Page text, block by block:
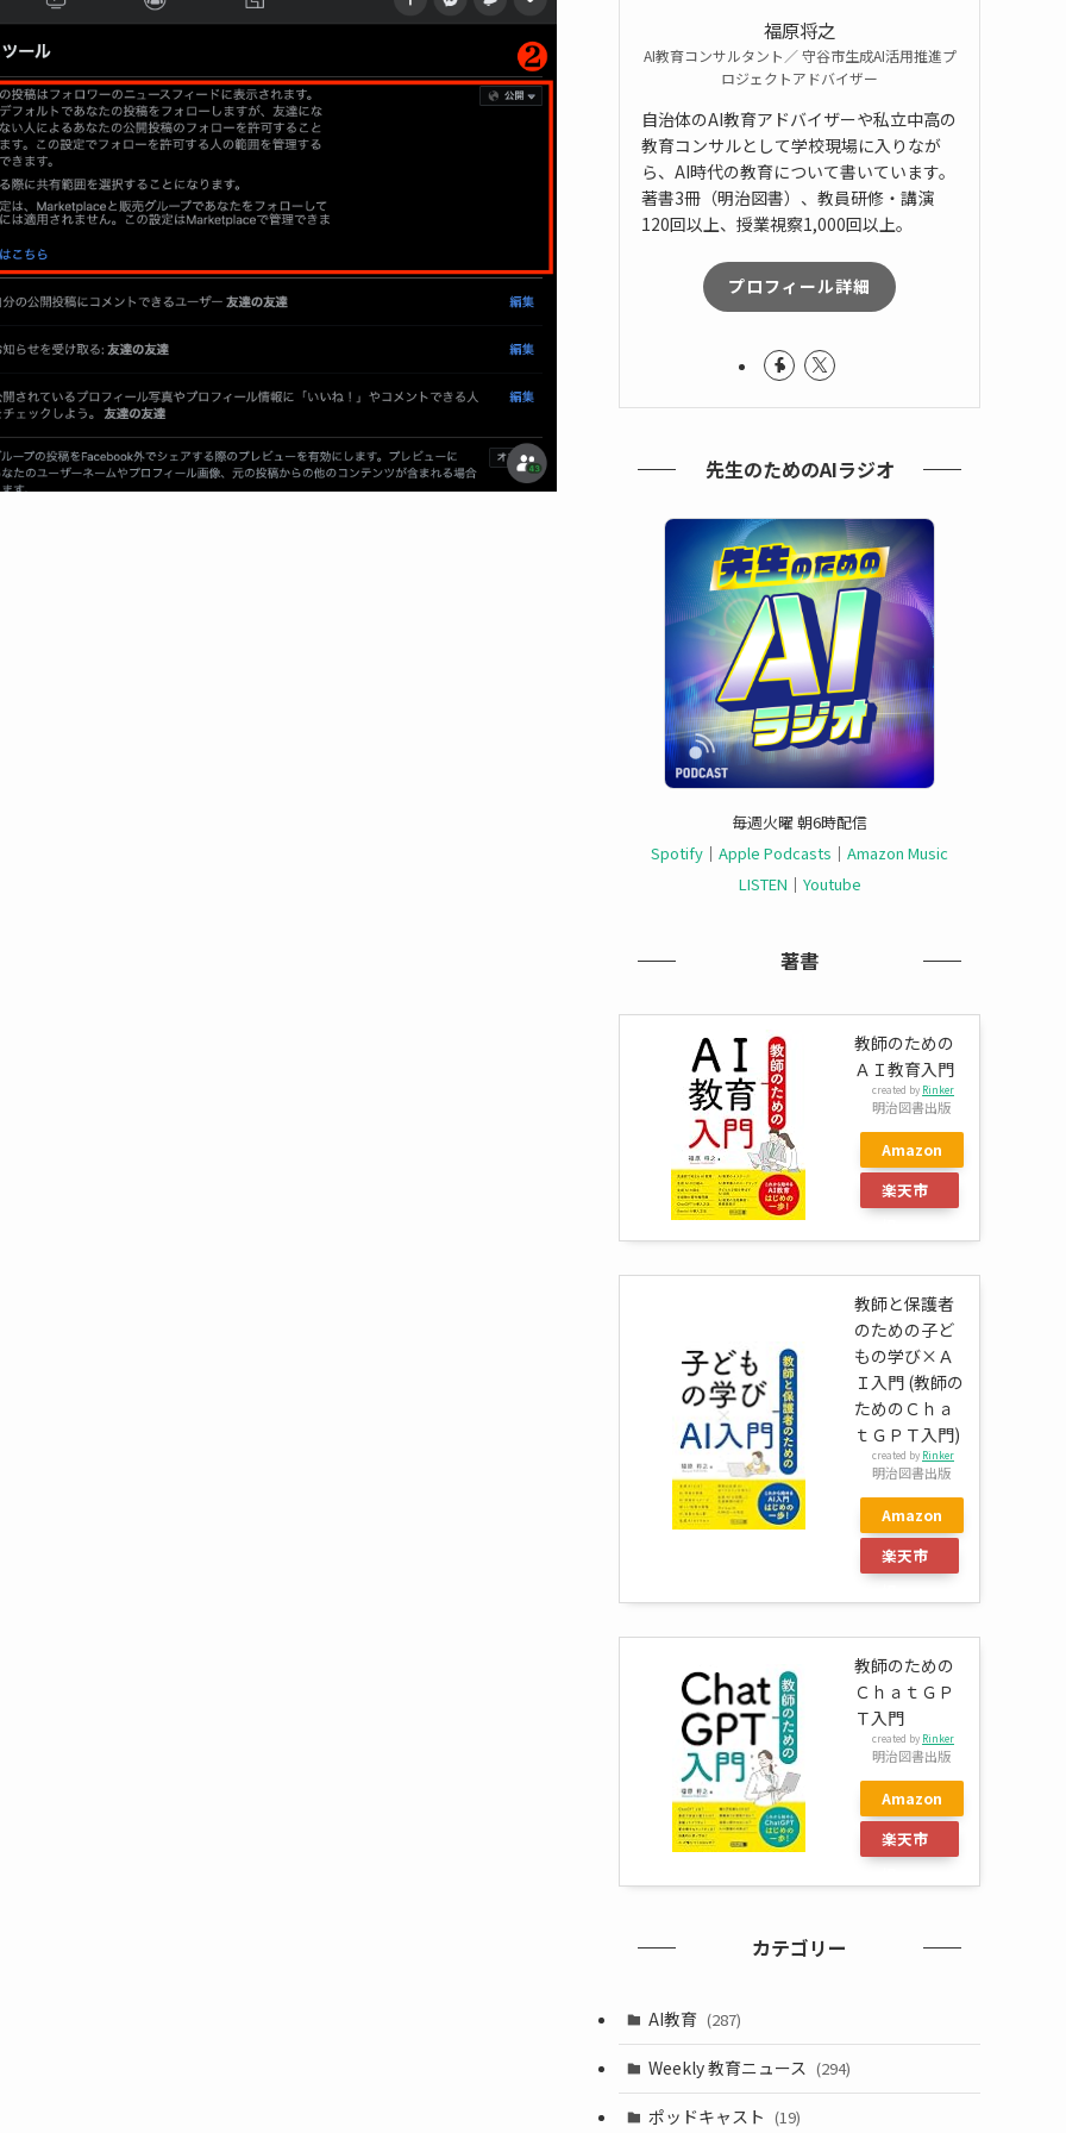
福原将之
AI教育コンサルタント／ 守谷市生成AI活用推進プ
ロジェクトアドバイザー
自治体のAI教育アドバイザーや私立中高の
教育コンサルとして学校現場に入りなが
ら、AI時代の教育について書いています。
著書3冊（明治図書）、教員研修・講演
120回以上、授業視察1,000回以上。
プロフィール詳細
先生のためのAIラジオ
毎週火曜 朝6時配信
Spotify ｜ Apple Podcasts ｜ Amazon Music
LISTEN ｜ Youtube
著書
教師のための
ＡＩ教育入門
created by Rinker
明治図書出版
Amazon
楽天市
教師と保護者
のための子ど
もの学び×Ａ
Ｉ入門 (教師の
ためのＣｈａ
ｔＧＰＴ入門)
created by Rinker
明治図書出版
Amazon
楽天市
教師のための
ＣｈａｔＧＰ
Ｔ入門
created by Rinker
明治図書出版
Amazon
楽天市
カテゴリー
AI教育 (287)
Weekly 教育ニュース (294)
ポッドキャスト (19)